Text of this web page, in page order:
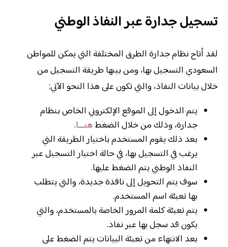
تسجيل جدارة عبر النفاذ الوطني
لقد أتاح نظام جدارة الطرق المختلفة التي يمكن للمواطن
السعودي التسجيل بها، ومن بينها طريقة التسجيل من
خلال بيانات النفاذ، والتي تكون على هذا النحو الآتي:
يتم الدخول إلى الموقع الإلكتروني الخاص بنظام
جدارة، وذلك من خلال الضغط هنـــا.
بعد ذلك يقوم المستخدم باختيار الطريقة التي
يرغب في التسجيل بها، في حالة اختيار التسجيل عبر
النفاذ الوطني يتم الضغط عليها.
سوف يتم التحويل إلى نافذة جديدة، والتي يتطلب
بها تعبئة اسم المستخدم.
يتم تعبئة كلمة المرور الخاصة بالمستخدم، والتي
يكون قد سجل بها عبر نفاذ.
بعد الانتهاء من تعبئة البيانات يتم الضغط على